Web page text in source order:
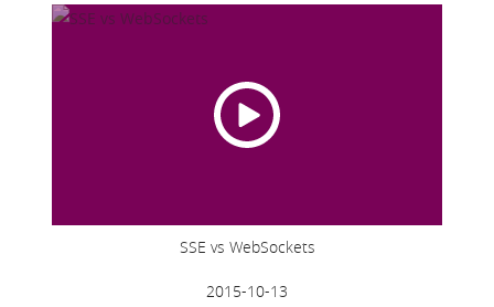
SSE vs WebSockets
2015-10-13